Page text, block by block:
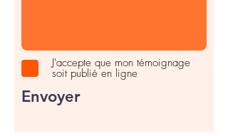
J'accepte que mon témoignage
soit publié en ligne
Envoyer